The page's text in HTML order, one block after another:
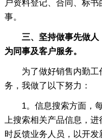
户资料登记、合同、标
事。
三、坚持做事先做
为同事及客户服务。
为了做好销售内勤工
务，我做了以下努力：
1。信息搜索方面，每
上搜索相关产品信息，
时反馈业务人员，以开发